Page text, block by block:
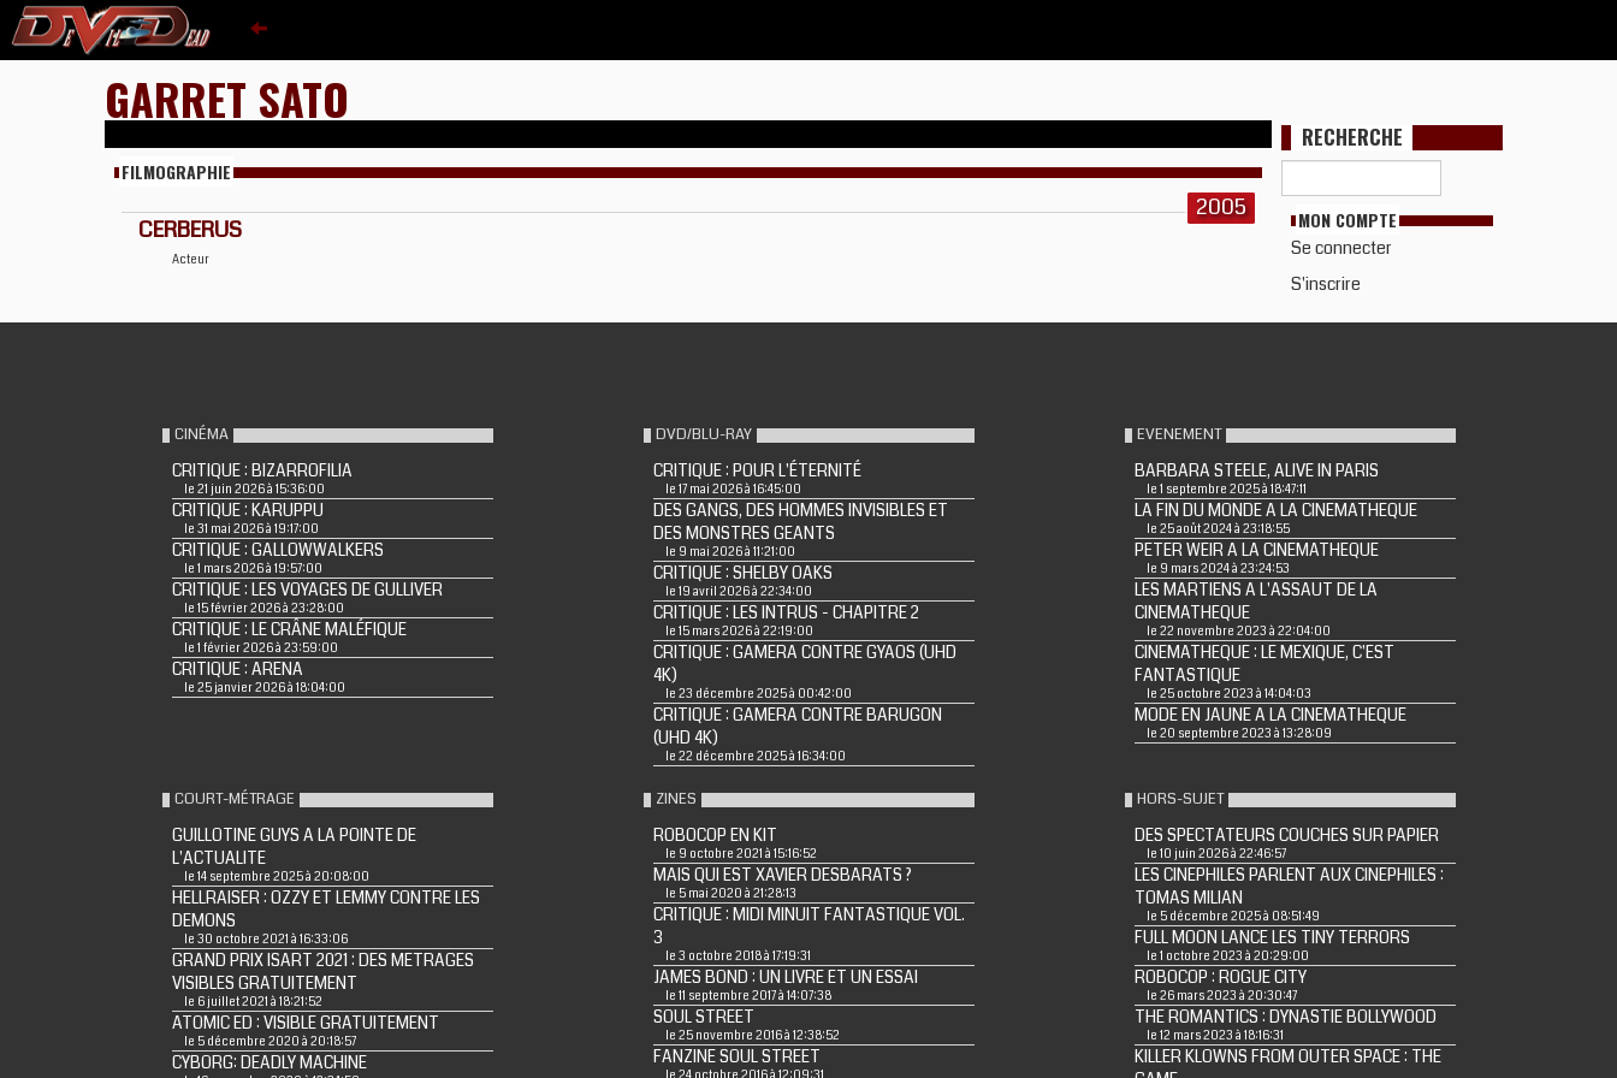
GARRET SATO
FILMOGRAPHIE
2005
CERBERUS
Acteur
RECHERCHE
MON COMPTE
Se connecter
S'inscrire
CINÉMA
CRITIQUE : BIZARROFILIA
le 21 juin 2026 à 15:36:00
CRITIQUE : KARUPPU
le 31 mai 2026 à 19:17:00
CRITIQUE : GALLOWWALKERS
le 1 mars 2026 à 19:57:00
CRITIQUE : LES VOYAGES DE GULLIVER
le 15 février 2026 à 23:28:00
CRITIQUE : LE CRÂNE MALÉFIQUE
le 1 février 2026 à 23:59:00
CRITIQUE : ARENA
le 25 janvier 2026 à 18:04:00
DVD/BLU-RAY
CRITIQUE : POUR L'ÉTERNITÉ
le 17 mai 2026 à 16:45:00
DES GANGS, DES HOMMES INVISIBLES ET
DES MONSTRES GEANTS
le 9 mai 2026 à 11:21:00
CRITIQUE : SHELBY OAKS
le 19 avril 2026 à 22:34:00
CRITIQUE : LES INTRUS - CHAPITRE 2
le 15 mars 2026 à 22:19:00
CRITIQUE : GAMERA CONTRE GYAOS (UHD
4K)
le 23 décembre 2025 à 00:42:00
CRITIQUE : GAMERA CONTRE BARUGON
(UHD 4K)
le 22 décembre 2025 à 16:34:00
EVENEMENT
BARBARA STEELE, ALIVE IN PARIS
le 1 septembre 2025 à 18:47:11
LA FIN DU MONDE A LA CINEMATHEQUE
le 25 août 2024 à 23:18:55
PETER WEIR A LA CINEMATHEQUE
le 9 mars 2024 à 23:24:53
LES MARTIENS A L'ASSAUT DE LA
CINEMATHEQUE
le 22 novembre 2023 à 22:04:00
CINEMATHEQUE : LE MEXIQUE, C'EST
FANTASTIQUE
le 25 octobre 2023 à 14:04:03
MODE EN JAUNE A LA CINEMATHEQUE
le 20 septembre 2023 à 13:28:09
COURT-MÉTRAGE
GUILLOTINE GUYS A LA POINTE DE
L'ACTUALITE
le 14 septembre 2025 à 20:08:00
HELLRAISER : OZZY ET LEMMY CONTRE LES
DEMONS
le 30 octobre 2021 à 16:33:06
GRAND PRIX ISART 2021 : DES METRAGES
VISIBLES GRATUITEMENT
le 6 juillet 2021 à 18:21:52
ATOMIC ED : VISIBLE GRATUITEMENT
le 5 décembre 2020 à 20:18:57
CYBORG: DEADLY MACHINE
ZINES
ROBOCOP EN KIT
le 9 octobre 2021 à 15:16:52
MAIS QUI EST XAVIER DESBARATS ?
le 5 mai 2020 à 21:28:13
CRITIQUE : MIDI MINUIT FANTASTIQUE VOL.
3
le 3 octobre 2018 à 17:19:31
JAMES BOND : UN LIVRE ET UN ESSAI
le 11 septembre 2017 à 14:07:38
SOUL STREET
le 25 novembre 2016 à 12:38:52
FANZINE SOUL STREET
HORS-SUJET
DES SPECTATEURS COUCHES SUR PAPIER
le 10 juin 2026 à 22:46:57
LES CINEPHILES PARLENT AUX CINEPHILES :
TOMAS MILIAN
le 5 décembre 2025 à 08:51:49
FULL MOON LANCE LES TINY TERRORS
le 1 octobre 2023 à 20:29:00
ROBOCOP : ROGUE CITY
le 26 mars 2023 à 20:30:47
THE ROMANTICS : DYNASTIE BOLLYWOOD
le 12 mars 2023 à 18:16:31
KILLER KLOWNS FROM OUTER SPACE : THE